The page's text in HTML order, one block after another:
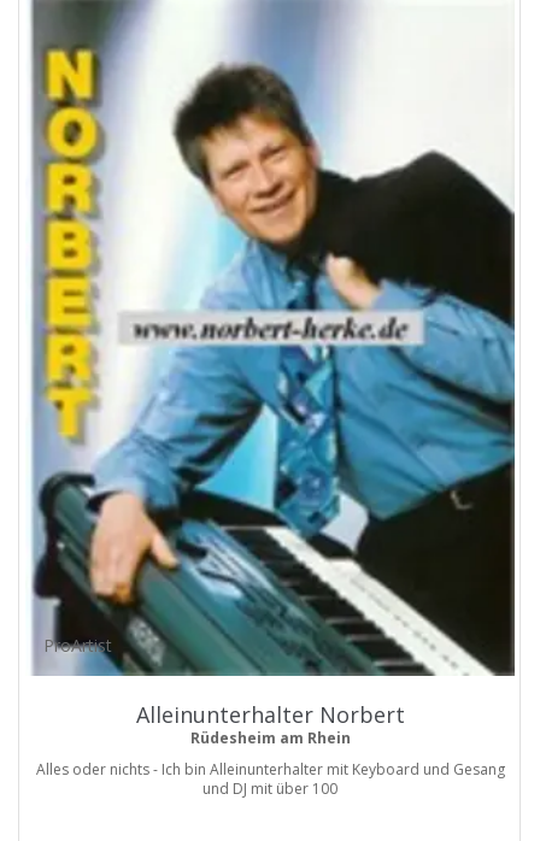
ProArtist
Alleinunterhalter Norbert
Rüdesheim am Rhein
Alles oder nichts - Ich bin Alleinunterhalter mit Keyboard und Gesang
und DJ mit über 100